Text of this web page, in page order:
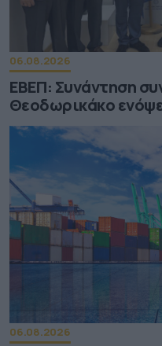
06.08.2026
ΕΒΕΠ: Συνάντηση
Θεοδωρικάκο
06.08.2026